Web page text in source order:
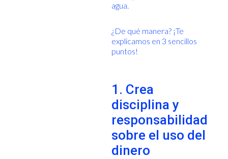
agua.
¿De qué manera? ¡Te
explicamos en 3 sencillos
puntos!
1. Crea
disciplina y
responsabilidad
sobre el uso del
dinero